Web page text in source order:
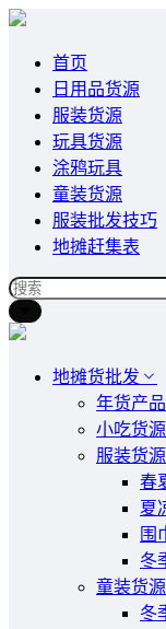
首页
日用品货源
服装货源
玩具货源
涂鸦玩具
童装货源
服装批发技巧
地摊赶集表
地摊货批发
年货产品
小吃货源
服装货源
春
夏
围
冬
童装货源
冬